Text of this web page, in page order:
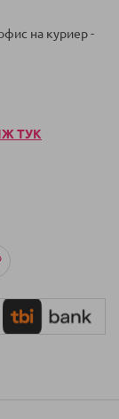
на куриер -
ТУК